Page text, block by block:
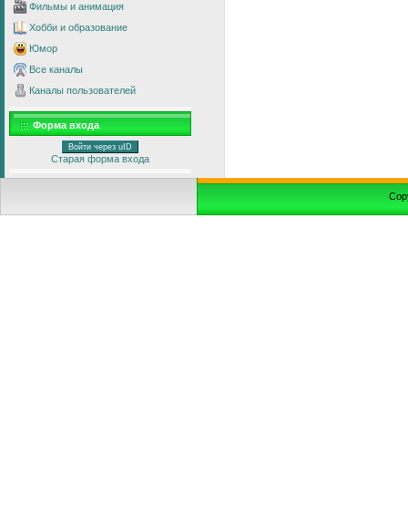
Фильмы и анимация
Хобби и образование
Юмор
Все каналы
Каналы пользователей
Форма входа
Войти через uID
Старая форма входа